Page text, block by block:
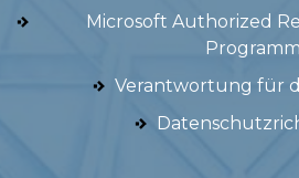
Microsoft Authorized
Programm
Verantwortung für